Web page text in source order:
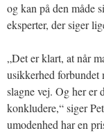
og kan på den måde
eksperter, der siger
„Det er klart, at når
usikkerhed forbundet
slagne vej. Og her er
konkludere,“ siger
umodenhed har en